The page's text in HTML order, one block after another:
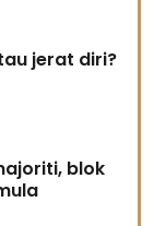
jerat diri?
blok